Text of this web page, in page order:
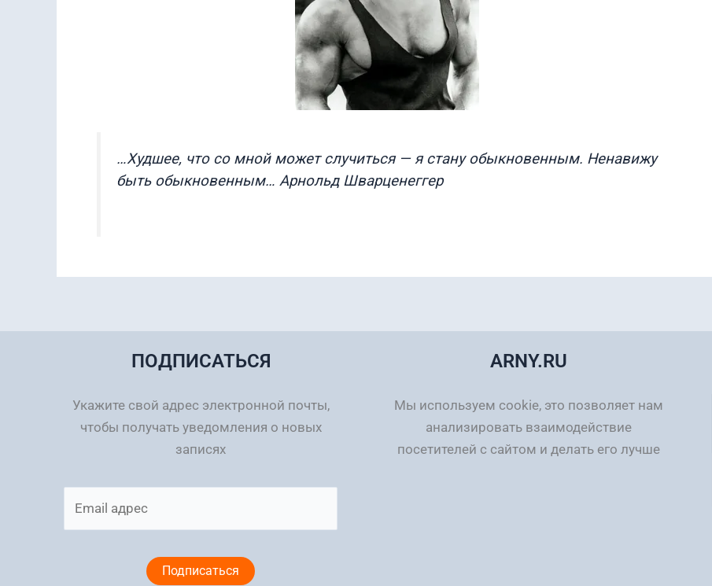
…Худшее, что со мной может случиться — я стану обыкновенным. Ненавижу
быть обыкновенным… Арнольд Шварценеггер
ПОДПИСАТЬСЯ
Укажите свой адрес электронной почты,
чтобы получать уведомления о новых
записях
Подписаться
ARNY.RU
Мы используем cookie, это позволяет нам
анализировать взаимодействие
посетителей с сайтом и делать его лучше